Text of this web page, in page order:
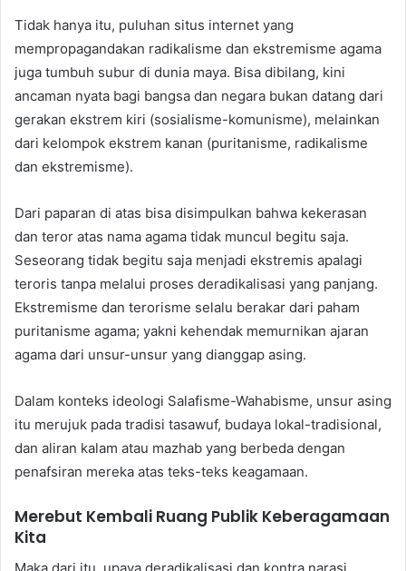
Tidak hanya itu, puluhan situs internet yang
mempropagandakan radikalisme dan ekstremisme agama
juga tumbuh subur di dunia maya. Bisa dibilang, kini
ancaman nyata bagi bangsa dan negara bukan datang dari
gerakan ekstrem kiri (sosialisme-komunisme), melainkan
dari kelompok ekstrem kanan (puritanisme, radikalisme
dan ekstremisme).
Dari paparan di atas bisa disimpulkan bahwa kekerasan
dan teror atas nama agama tidak muncul begitu saja.
Seseorang tidak begitu saja menjadi ekstremis apalagi
teroris tanpa melalui proses deradikalisasi yang panjang.
Ekstremisme dan terorisme selalu berakar dari paham
puritanisme agama; yakni kehendak memurnikan ajaran
agama dari unsur-unsur yang dianggap asing.
Dalam konteks ideologi Salafisme-Wahabisme, unsur asing
itu merujuk pada tradisi tasawuf, budaya lokal-tradisional,
dan aliran kalam atau mazhab yang berbeda dengan
penafsiran mereka atas teks-teks keagamaan.
Merebut Kembali Ruang Publik Keberagamaan
Kita